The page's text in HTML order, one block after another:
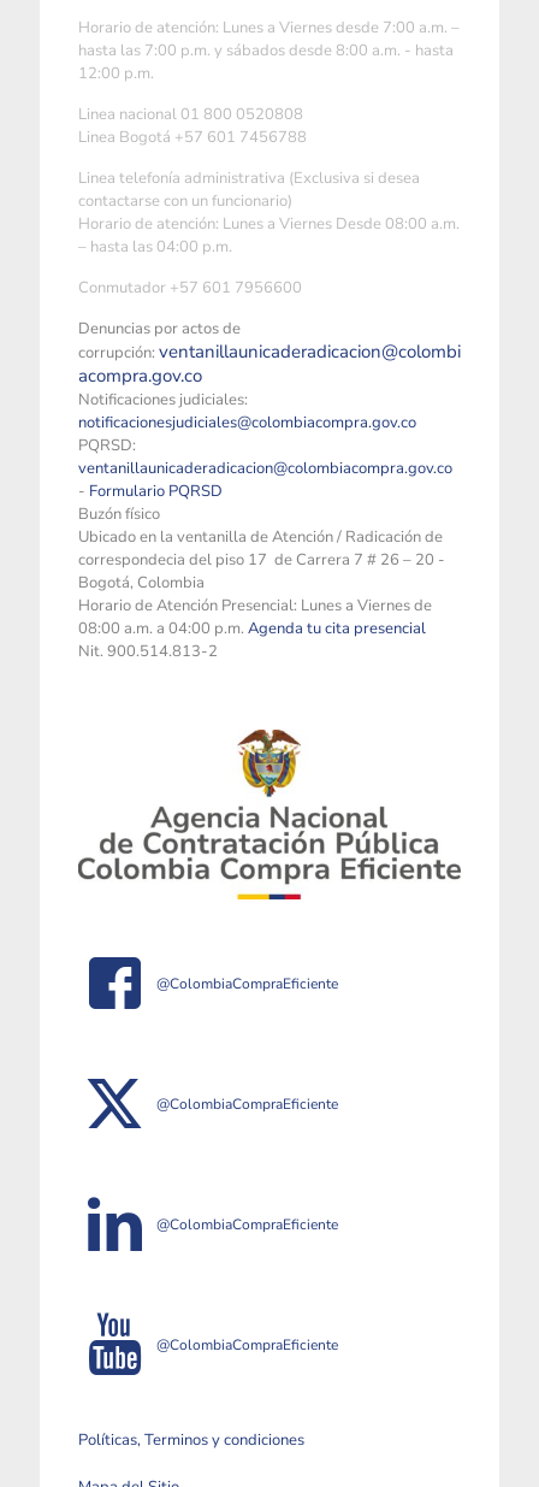
Horario de atención: Lunes a Viernes desde 7:00 a.m. –
hasta las 7:00 p.m. y sábados desde 8:00 a.m. - hasta
12:00 p.m.
Linea nacional 01 800 0520808
Linea Bogotá +57 601 7456788
Linea telefonía administrativa (Exclusiva si desea
contactarse con un funcionario)
Horario de atención: Lunes a Viernes Desde 08:00 a.m.
– hasta las 04:00 p.m.
Conmutador +57 601 7956600
Denuncias por actos de
corrupción: ventanillaunicaderadicacion@colombi
acompra.gov.co
Notificaciones judiciales:
notificacionesjudiciales@colombiacompra.gov.co
PQRSD:
ventanillaunicaderadicacion@colombiacompra.gov.co
- Formulario PQRSD
Buzón físico
Ubicado en la ventanilla de Atención / Radicación de
correspondecia del piso 17 de Carrera 7 # 26 – 20 -
Bogotá, Colombia
Horario de Atención Presencial: Lunes a Viernes de
08:00 a.m. a 04:00 p.m. Agenda tu cita presencial
Nit. 900.514.813-2
@ColombiaCompraEficiente
@ColombiaCompraEficiente
@ColombiaCompraEficiente
@ColombiaCompraEficiente
Políticas, Terminos y condiciones